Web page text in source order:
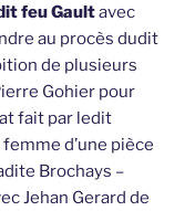
feu Gaultavec
au procès dudit
de plusieurs
Gohier pour
fait par ledit
d’une pièce
Brochays –
Jehan Gerard de